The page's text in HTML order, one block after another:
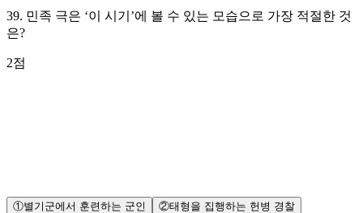
39. 민족 극은 ‘이 시기’에 볼 수 있는 모습으로 가장 적절한 것
은?
2점
①별기군에서 훈련하는 군인 ②태형을 집행하는 헌병 경찰